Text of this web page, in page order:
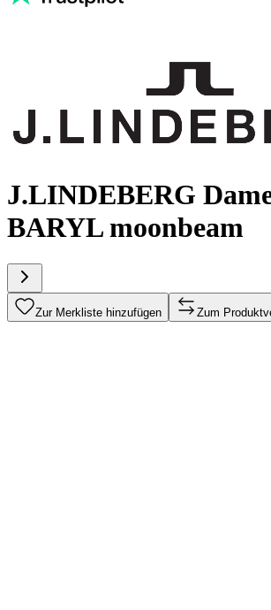
J.LINDEBERG
BARYL moonbeam
Zur Merkliste hinzufügen Zum